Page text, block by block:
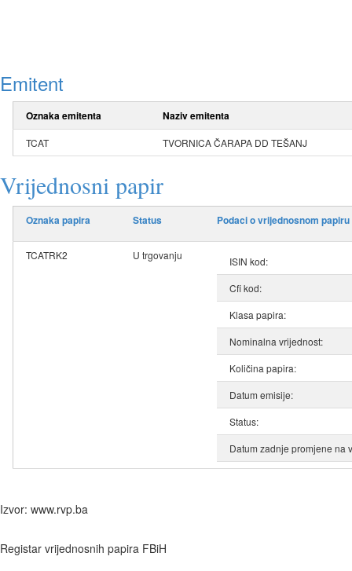
Emitent
Oznaka emitenta Naziv emitenta
TCAT TVORNICA ČARAPA DD TEŠANJ
Vrijednosni papir
Oznaka papira Status Podaci o vrijednosnom papiru
TCATRK2 U trgovanju
ISIN kod:
Cfi kod:
Klasa papira:
Nominalna vrijednost:
Količina papira:
Datum emisije:
Status:
Datum zadnje promjene na
Izvor: www.rvp.ba
Registar vrijednosnih papira FBiH